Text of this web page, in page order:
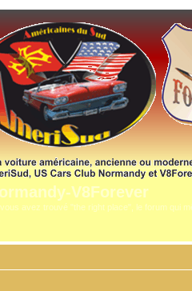
V8Forever
avez trouvé "the right place", le forum qui